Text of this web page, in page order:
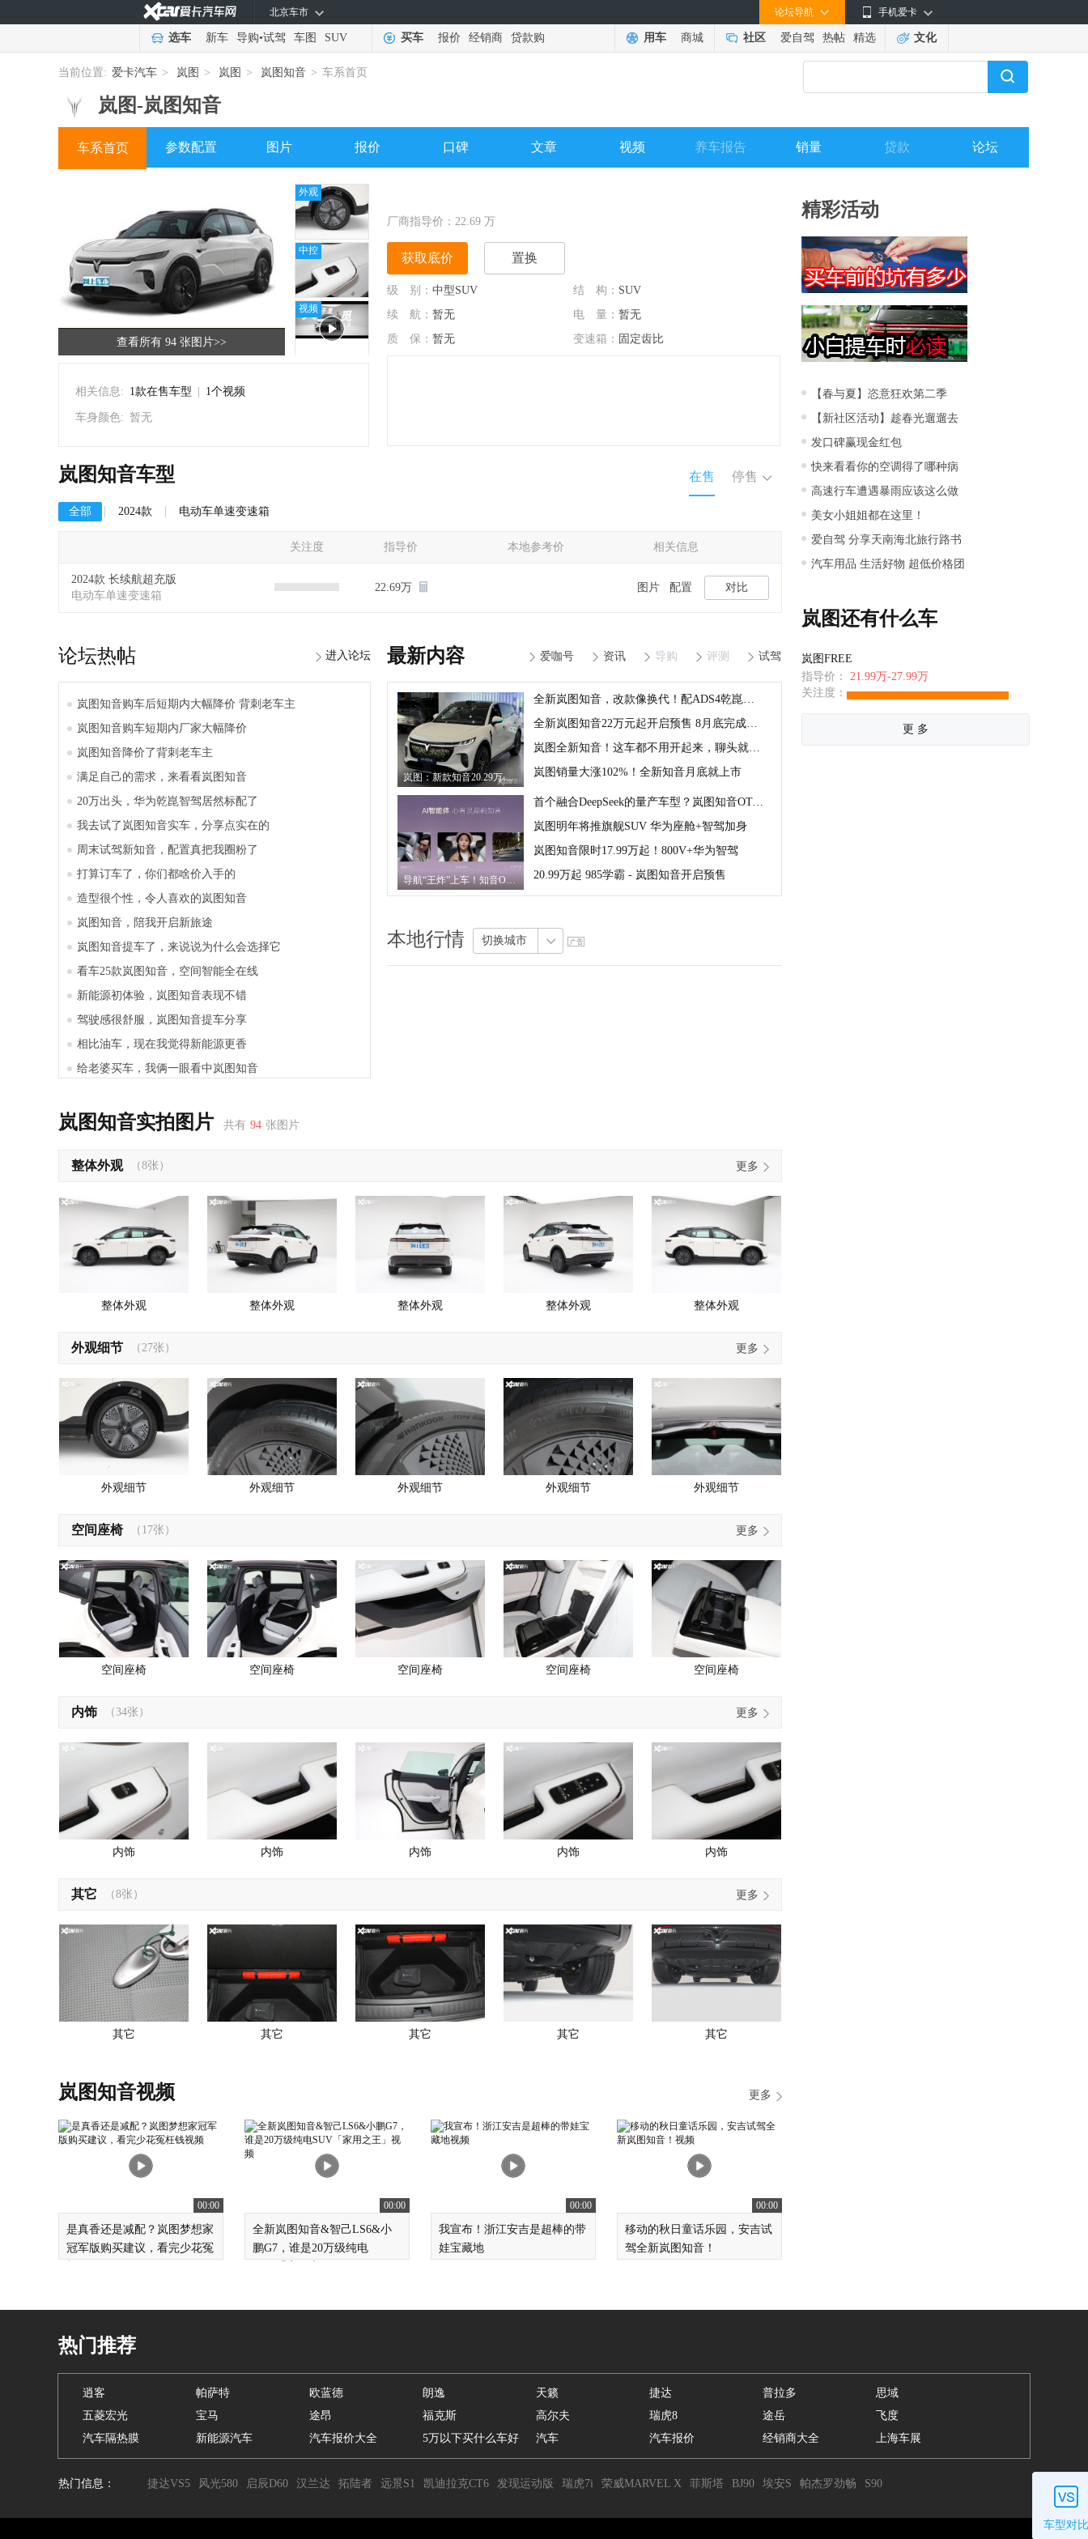
手机爱卡
论坛导航
北京车市
选车 新车 导购•试驾 车图 SUV 买车 报价 经销商 贷款购 用车 商城 社区 爱自驾 热帖 精选 文化
当前位置: 爱卡汽车 > 岚图 > 岚图 > 岚图知音 > 车系首页
岚图-岚图知音
车系首页 参数配置 图片 报价 口碑 文章 视频 养车报告 销量 贷款 论坛
查看所有 94 张图片>>
外观
中控
视频
相关信息: 1款在售车型 1个视频
车身颜色: 暂无
厂商指导价： 22.69 万
获取底价 置换
级 别： 中型SUV 结 构： SUV
续 航： 暂无 电 量： 暂无
质 保： 暂无 变速箱： 固定齿比
岚图知音车型 停售
在售
全部 2024款 电动车单速变速箱
关注度 指导价 本地参考价 相关信息
2024款 长续航超充版
电动车单速变速箱
22.69万 图片 配置 对比
论坛热帖 进入论坛
岚图知音购车后短期内大幅降价 背刺老车主
岚图知音购车短期内厂家大幅降价
岚图知音降价了背刺老车主
满足自己的需求，来看看岚图知音
20万出头，华为乾崑智驾居然标配了
我去试了岚图知音实车，分享点实在的
周末试驾新知音，配置真把我圈粉了
打算订车了，你们都啥价入手的
造型很个性，令人喜欢的岚图知音
岚图知音，陪我开启新旅途
岚图知音提车了，来说说为什么会选择它
看车25款岚图知音，空间智能全在线
新能源初体验，岚图知音表现不错
驾驶感很舒服，岚图知音提车分享
相比油车，现在我觉得新能源更香
给老婆买车，我俩一眼看中岚图知音
我选了岚图知音后驱乾崑版，原因很简单
从众多车型里脱颖而出的岚图知音
最新内容 试驾
评测
导购
资讯
爱咖号
岚图：新款知音20.29万起售！“含华量”更高了
全新岚图知音，改款像换代！配ADS4乾崑智驾
全新岚图知音22万元起开启预售 8月底完成上市
岚图全新知音！这车都不用开起来，聊头就不少
岚图销量大涨102%！全新知音月底就上市
导航“王炸”上车！知音OTA 2.0：十万元级升级，车主免费领
首个融合DeepSeek的量产车型？岚图知音OTA 2.0憋着大招
岚图明年将推旗舰SUV 华为座舱+智驾加身
岚图知音限时17.99万起！800V+华为智驾
20.99万起 985学霸 - 岚图知音开启预售
本地行情 切换城市
岚图知音实拍图片 共有 94 张图片
整体外观 （8张） 更多
整体外观 整体外观 整体外观 整体外观 整体外观
外观细节 （27张） 更多
外观细节 外观细节 外观细节 外观细节 外观细节
空间座椅 （17张） 更多
空间座椅 空间座椅 空间座椅 空间座椅 空间座椅
内饰 （34张） 更多
内饰 内饰 内饰 内饰 内饰
其它 （8张） 更多
其它 其它 其它 其它 其它
岚图知音视频 更多
00:00
是真香还是减配？岚图梦想家
冠军版购买建议，看完少花冤
00:00
全新岚图知音&智己LS6&小
鹏G7，谁是20万级纯电
00:00
我宣布！浙江安吉是超棒的带
娃宝藏地
00:00
移动的秋日童话乐园，安吉试
驾全新岚图知音！
精彩活动
【春与夏】恣意狂欢第二季
【新社区活动】趁春光遛遛去
发口碑赢现金红包
快来看看你的空调得了哪种病
高速行车遭遇暴雨应该这么做
美女小姐姐都在这里！
爱自驾 分享天南海北旅行路书
汽车用品 生活好物 超低价格团
岚图还有什么车
岚图FREE
指导价：
21.99万-27.99万
关注度：
更 多
热门推荐
逍客 帕萨特 欧蓝德 朗逸 天籁 捷达 普拉多
思域
五菱宏光
宝马 途昂 福克斯 高尔夫 瑞虎8 途岳
飞度
汽车隔热膜
新能源汽车 汽车报价大全 5万以下买什么车好 汽车 汽车报价 经销商大全 上海车展
热门信息： 捷达VS5 风光580 启辰D60 汉兰达 拓陆者 远景S1 凯迪拉克CT6 发现运动版 瑞虎7i 荣威MARVEL X 菲斯塔 BJ90 埃安S 帕杰罗劲畅 S90
车型对比